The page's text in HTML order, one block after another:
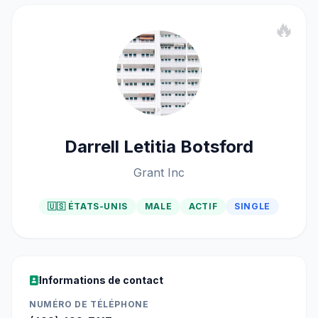
🔥
Darrell Letitia Botsford
Grant Inc
🇺🇸 ÉTATS-UNIS MALE ACTIF SINGLE
Informations de contact
NUMÉRO DE TÉLÉPHONE